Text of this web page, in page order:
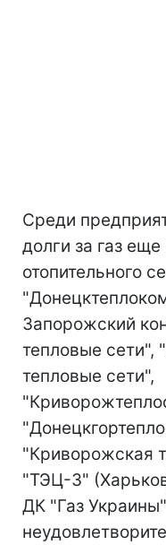
Среди
долги за газ
отопительного
Запорожский
тепловые сети",
тепловые сети",
"Криворожская
"ТЭЦ-3"
ДК "Газ